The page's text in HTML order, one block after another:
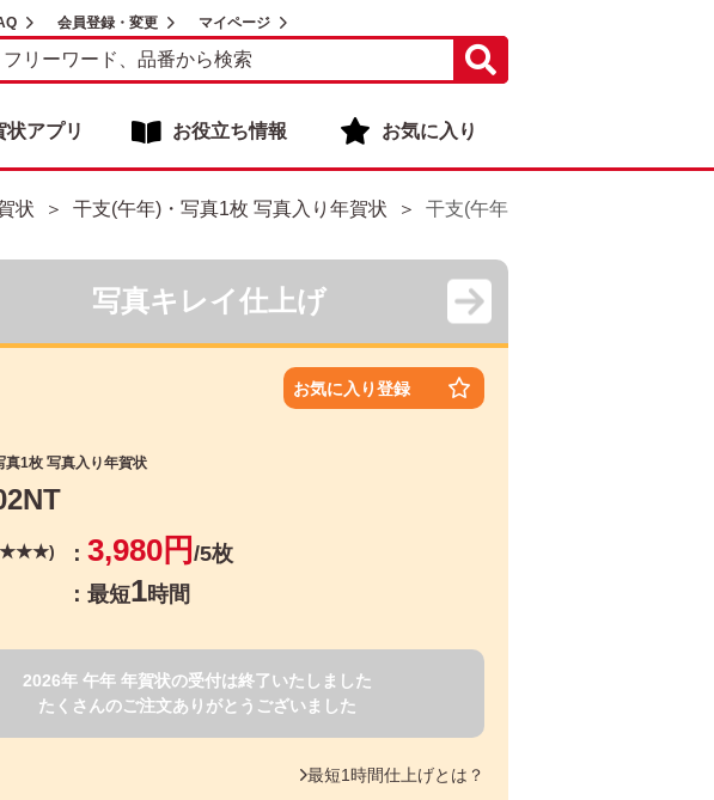
会員登録・変更 マイページ
状アプリ お役立ち情報 お気に入り
状 干支(午年)・写真1枚 写真入り年賀状 干支(午年)・写真1枚 写真入り年
写真キレイ仕上げ
お気に入り登録
真1枚 写真入り年賀状
3,980円 /5枚
最短1時間
2026年 午年 年賀状の受付は終了いたしました
たくさんのご注文ありがとうございました
最短1時間仕上げとは？